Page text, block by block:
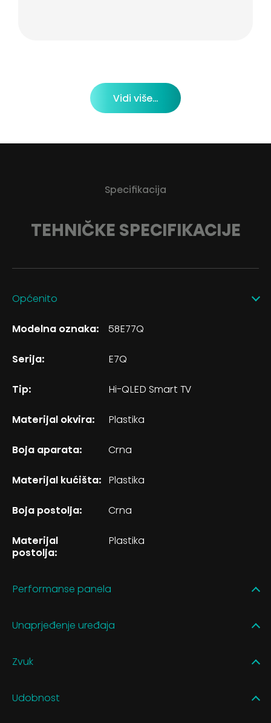
Vidi više...
Specifikacija
TEHNIČKE SPECIFIKACIJE
Općenito
Modelna oznaka: 58E77Q
Serija: E7Q
Tip: Hi-QLED Smart TV
Materijal okvira: Plastika
Boja aparata: Crna
Materijal kućišta: Plastika
Boja postolja: Crna
Materijal
postolja:
Plastika
Performanse panela
Unaprjeđenje uređaja
Zvuk
Udobnost